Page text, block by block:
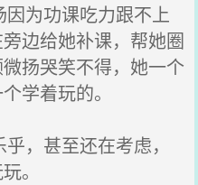
为功课吃力跟不上
边给她补课，帮她圈
扬哭笑不得，她一个
学着玩的。
，甚至还在考虑，
。